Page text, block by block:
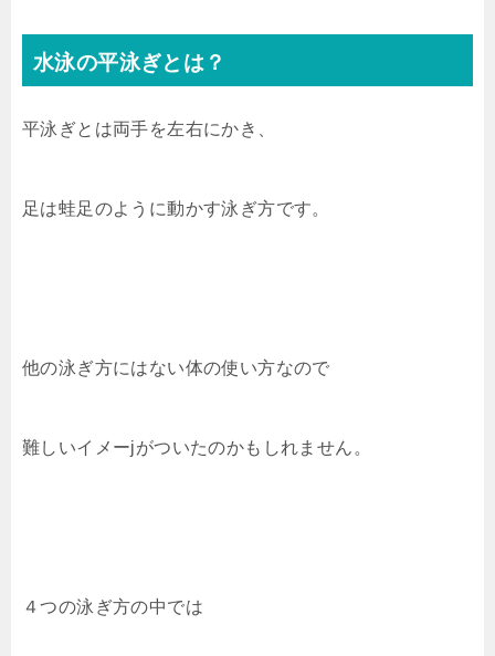
水泳の平泳ぎとは？
平泳ぎとは両手を左右にかき、
足は蛙足のように動かす泳ぎ方です。
他の泳ぎ方にはない体の使い方なので
難しいイメーjがついたのかもしれません。
４つの泳ぎ方の中では